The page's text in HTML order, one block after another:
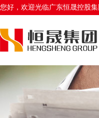
您好，欢迎光临广东恒晟控股集